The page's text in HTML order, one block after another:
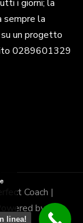
i giorni; la
sempre la
un progetto
0289601329
Coach |
by
linea!